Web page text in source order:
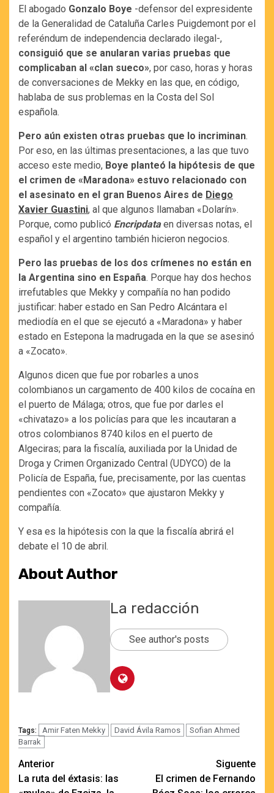
El abogado Gonzalo Boye -defensor del expresidente
de la Generalidad de Cataluña Carles Puigdemont por el
referéndum de independencia declarado ilegal-,
consiguió que se anularan varias pruebas que
complicaban al «clan sueco», por caso, horas y horas
de conversaciones de Mekky en las que, en código,
hablaba de sus problemas en la Costa del Sol
española.
Pero aún existen otras pruebas que lo incriminan.
Por eso, en las últimas presentaciones, a las que tuvo
acceso este medio, Boye planteó la hipótesis de que
el crimen de «Maradona» estuvo relacionado con
el asesinato en el gran Buenos Aires de Diego
Xavier Guastini, al que algunos llamaban «Dolarín».
Porque, como publicó Encripdataen diversas notas, el
español y el argentino también hicieron negocios.
Pero las pruebas de los dos crímenes no están en
la Argentina sino en España. Porque hay dos hechos
irrefutables que Mekky y compañía no han podido
justificar: haber estado en San Pedro Alcántara el
mediodía en el que se ejecutó a «Maradona» y haber
estado en Estepona la madrugada en la que se asesinó
a «Zocato».
Algunos dicen que fue por robarles a unos
colombianos un cargamento de 400 kilos de cocaína en
el puerto de Málaga; otros, que fue por darles el
«chivatazo» a los policías para que les incautaran a
otros colombianos 8740 kilos en el puerto de
Algeciras; para la fiscalía, auxiliada por la Unidad de
Droga y Crimen Organizado Central (UDYCO) de la
Policía de España, fue, precisamente, por las cuentas
pendientes con «Zocato» que ajustaron Mekky y
compañía.
Y esa es la hipótesis con la que la fiscalía abrirá el
debate el 10 de abril.
About Author
La redacción
See author's posts
Tags: Amir Faten Mekky David Ávila Ramos
Sofian Ahmed
Barrak
Navegación
de
Anterior
La ruta del éxtasis: las
Siguente
El crimen de Fernando